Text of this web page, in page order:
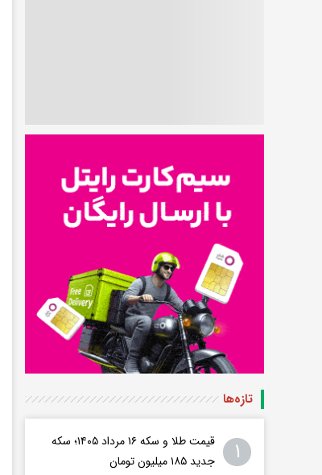
تازه‌ها
۱
قیمت طلا و سکه ۱۶ مرداد ۱۴۰۵؛ سکه
جدید ١٨۵ میلیون تومان